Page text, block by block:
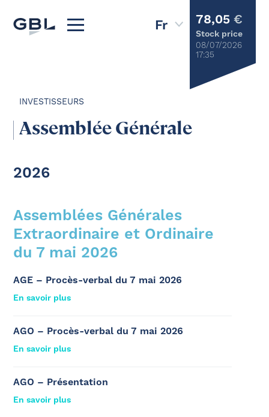
78,05 €
Stock price
08/07/2026
17:35
INVESTISSEURS
Assemblée Générale
2026
Assemblées Générales
Extraordinaire et Ordinaire
du 7 mai 2026
AGE – Procès-verbal du 7 mai 2026
En savoir plus
AGO – Procès-verbal du 7 mai 2026
En savoir plus
AGO – Présentation
En savoir plus